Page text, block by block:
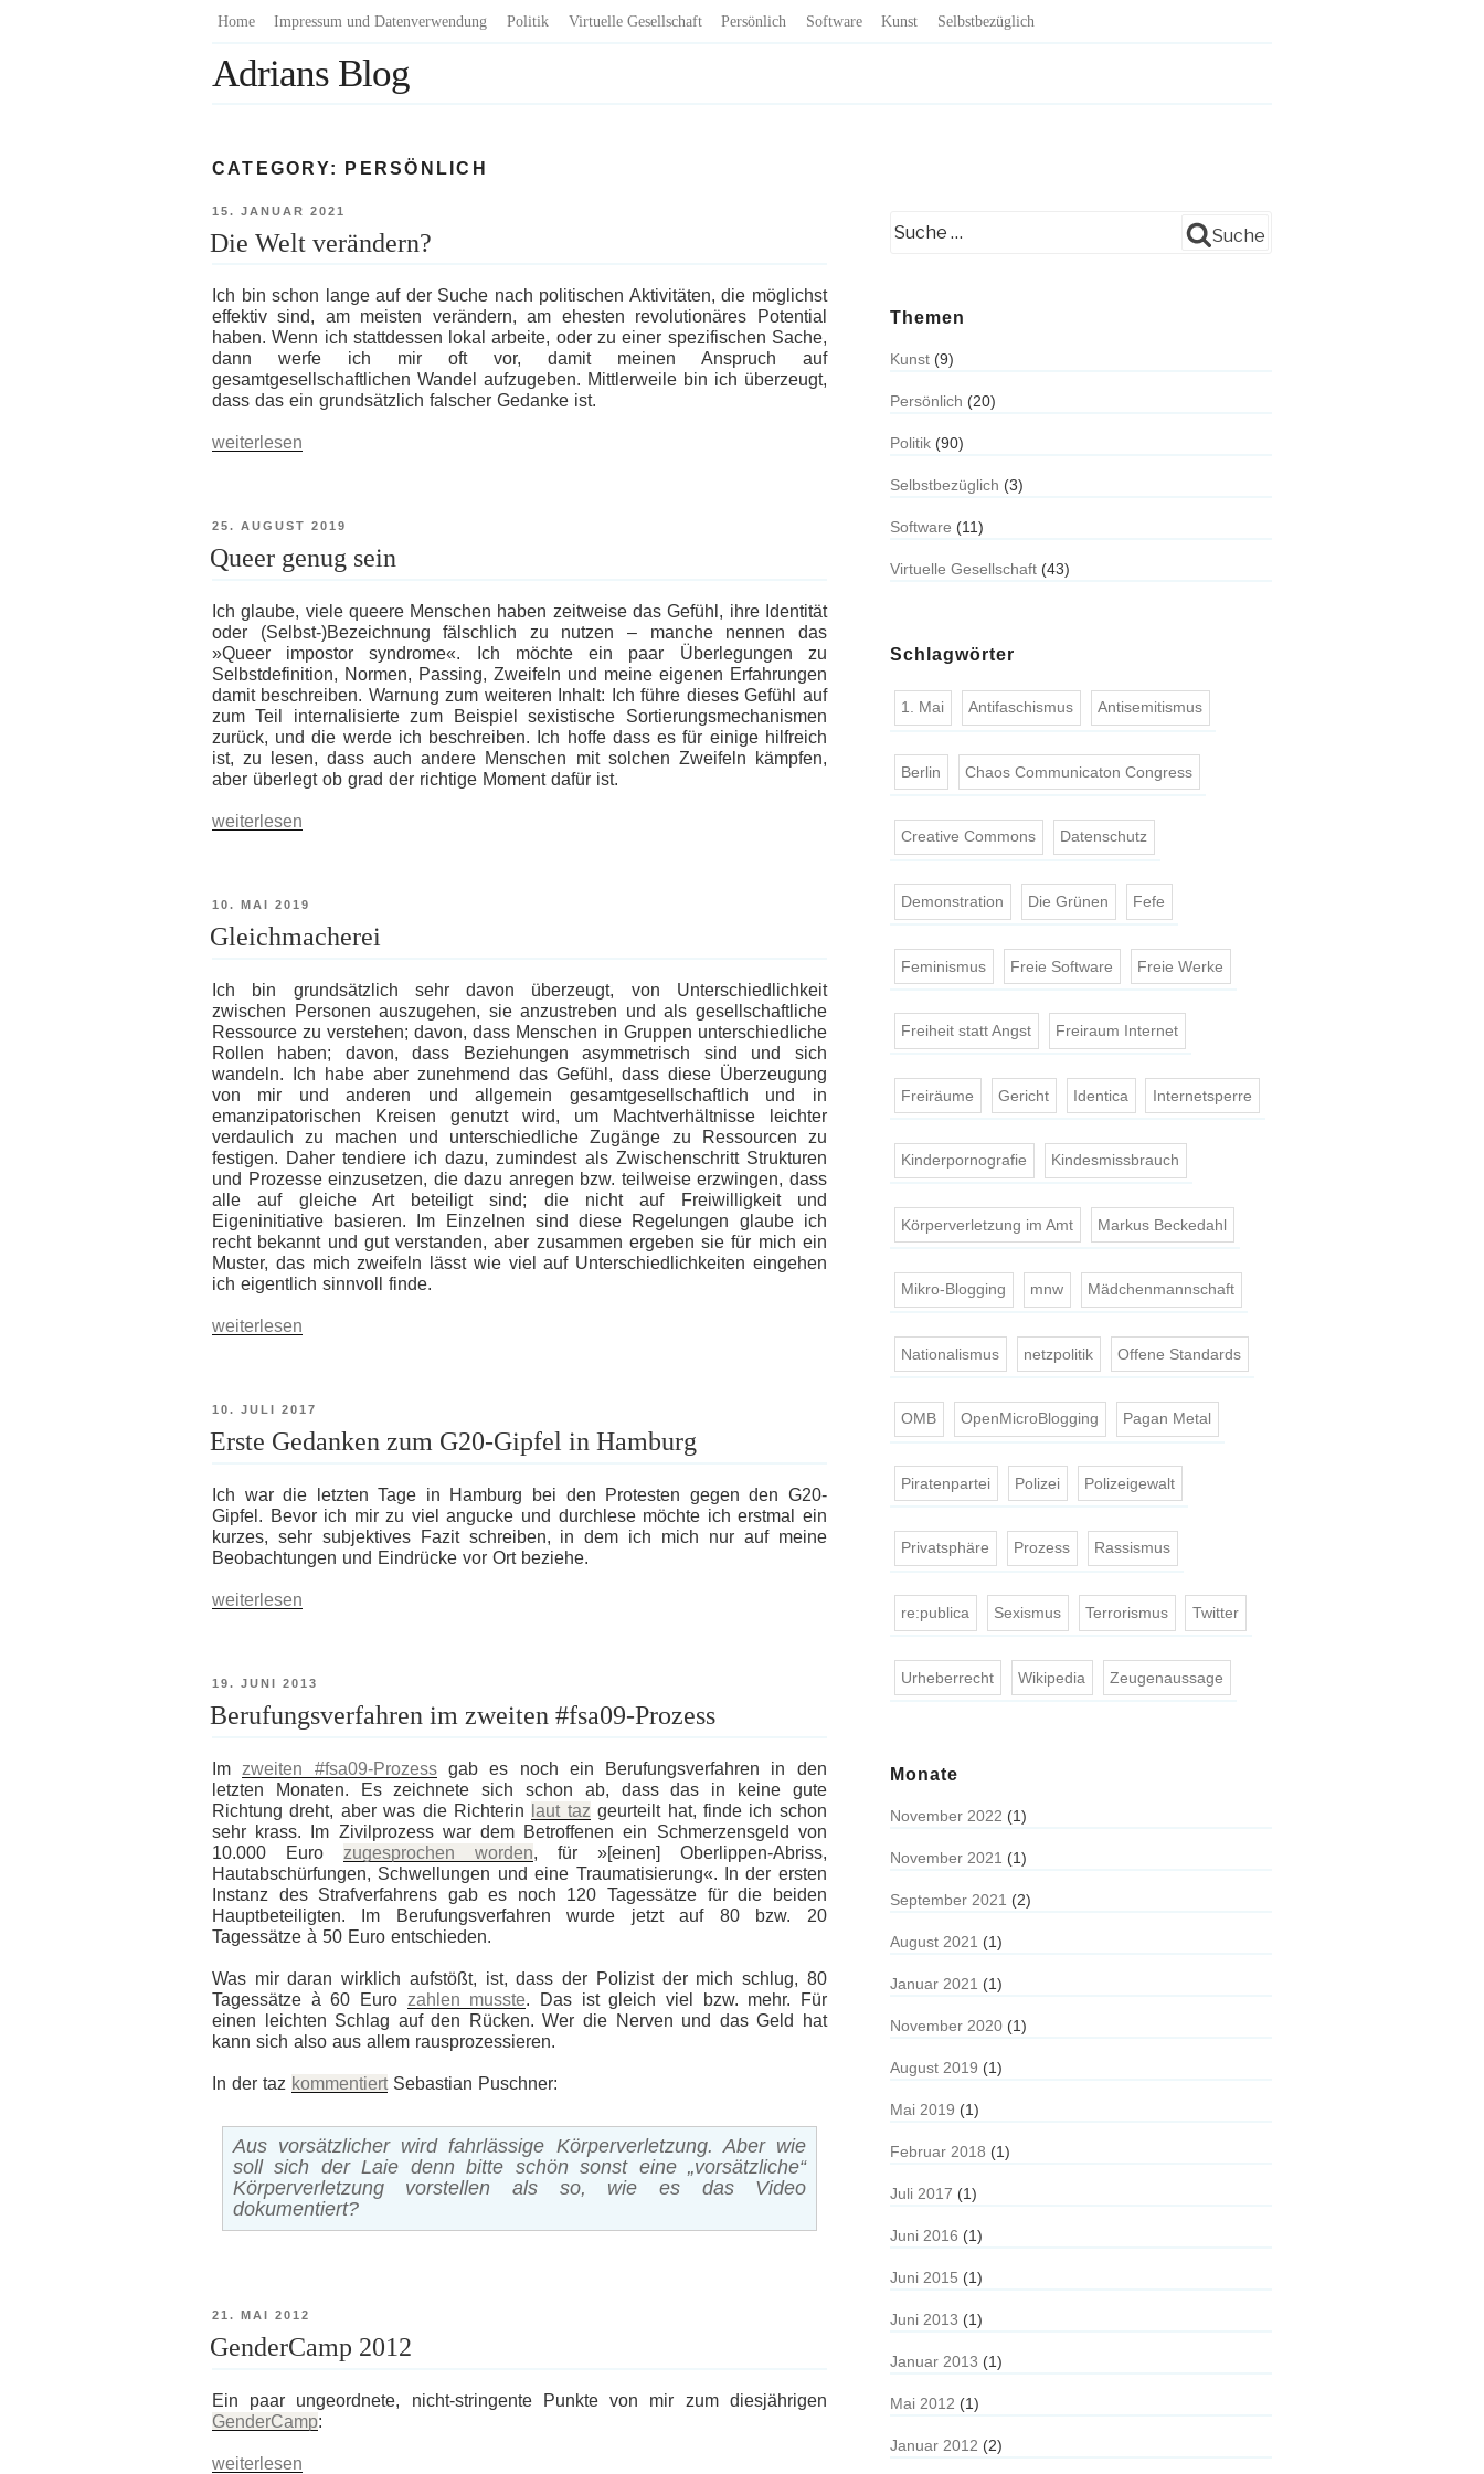
Home Impressum und Datenverwendung Politik Virtuelle Gesellschaft Persönlich Software Kunst Selbstbezüglich
Adrians Blog
CATEGORY: PERSÖNLICH
VERÖFFENTLICHT
AM
15. JANUAR 2021
Die Welt verändern?
Ich bin schon lange auf der Suche nach politischen Aktivitäten, die möglichst
effektiv sind, am meisten verändern, am ehesten revolutionäres Potential
haben. Wenn ich stattdessen lokal arbeite, oder zu einer spezifischen Sache,
dann werfe ich mir oft vor, damit meinen Anspruch auf
gesamtgesellschaftlichen Wandel aufzugeben. Mittlerweile bin ich überzeugt,
dass das ein grundsätzlich falscher Gedanke ist.
„Die
weiterlesen
VERÖFFENTLICHT
AM
25. AUGUST 2019
Queer genug sein
Ich glaube, viele queere Menschen haben zeitweise das Gefühl, ihre Identität
oder (Selbst-)Bezeichnung fälschlich zu nutzen – manche nennen das
»Queer impostor syndrome«. Ich möchte ein paar Überlegungen zu
Selbstdefinition, Normen, Passing, Zweifeln und meine eigenen Erfahrungen
damit beschreiben. Warnung zum weiteren Inhalt: Ich führe dieses Gefühl auf
zum Teil internalisierte zum Beispiel sexistische Sortierungsmechanismen
zurück, und die werde ich beschreiben. Ich hoffe dass es für einige hilfreich
ist, zu lesen, dass auch andere Menschen mit solchen Zweifeln kämpfen,
aber überlegt ob grad der richtige Moment dafür ist.
„Queer
weiterlesen
VERÖFFENTLICHT
AM
10. MAI 2019
Gleichmacherei
Ich bin grundsätzlich sehr davon überzeugt, von Unterschiedlichkeit
zwischen Personen auszugehen, sie anzustreben und als gesellschaftliche
Ressource zu verstehen; davon, dass Menschen in Gruppen unterschiedliche
Rollen haben; davon, dass Beziehungen asymmetrisch sind und sich
wandeln. Ich habe aber zunehmend das Gefühl, dass diese Überzeugung
von mir und anderen und allgemein gesamtgesellschaftlich und in
emanzipatorischen Kreisen genutzt wird, um Machtverhältnisse leichter
verdaulich zu machen und unterschiedliche Zugänge zu Ressourcen zu
festigen. Daher tendiere ich dazu, zumindest als Zwischenschritt Strukturen
und Prozesse einzusetzen, die dazu anregen bzw. teilweise erzwingen, dass
alle auf gleiche Art beteiligt sind; die nicht auf Freiwilligkeit und
Eigeninitiative basieren. Im Einzelnen sind diese Regelungen glaube ich
recht bekannt und gut verstanden, aber zusammen ergeben sie für mich ein
Muster, das mich zweifeln lässt wie viel auf Unterschiedlichkeiten eingehen
ich eigentlich sinnvoll finde.
„Gleichmacherei“
weiterlesen
VERÖFFENTLICHT
AM
10. JULI 2017
Erste Gedanken zum G20-Gipfel in Hamburg
Ich war die letzten Tage in Hamburg bei den Protesten gegen den G20-
Gipfel. Bevor ich mir zu viel angucke und durchlese möchte ich erstmal ein
kurzes, sehr subjektives Fazit schreiben, in dem ich mich nur auf meine
Beobachtungen und Eindrücke vor Ort beziehe.
„Erste
Gipfel
in
Hamburg“
weiterlesen
VERÖFFENTLICHT
AM
19. JUNI 2013
Berufungsverfahren im zweiten #fsa09-Prozess
Im zweiten #fsa09-Prozessgab es noch ein Berufungsverfahren in den
letzten Monaten. Es zeichnete sich schon ab, dass das in keine gute
Richtung dreht, aber was die Richterin
laut taz geurteilt hat, finde ich schon
sehr krass. Im Zivilprozess war dem Betroffenen ein Schmerzensgeld von
10.000 Euro zugesprochen worden, für »[einen] Oberlippen-Abriss,
Hautabschürfungen, Schwellungen und eine Traumatisierung«. In der ersten
Instanz des Strafverfahrens gab es noch 120 Tagessätze für die beiden
Hauptbeteiligten. Im Berufungsverfahren wurde jetzt auf 80 bzw. 20
Tagessätze à 50 Euro entschieden.
Was mir daran wirklich aufstößt, ist, dass der Polizist der mich schlug, 80
Tagessätze à 60 Euro zahlen musste. Das ist gleich viel bzw. mehr. Für
einen leichten Schlag auf den Rücken. Wer die Nerven und das Geld hat
kann sich also aus allem rausprozessieren.
In der taz kommentiertSebastian Puschner:
Aus vorsätzlicher wird fahrlässige Körperverletzung. Aber wie
soll sich der Laie denn bitte schön sonst eine „vorsätzliche“
Körperverletzung vorstellen als so, wie es das Video
dokumentiert?
VERÖFFENTLICHT
AM
21. MAI 2012
GenderCamp 2012
Ein paar ungeordnete, nicht-stringente Punkte von mir zum diesjährigen
GenderCamp:
„GenderCamp
weiterlesen
Suche
Themen
Kunst (9)
Persönlich (20)
Politik (90)
Selbstbezüglich (3)
Software (11)
Virtuelle Gesellschaft (43)
Schlagwörter
1. Mai Antifaschismus Antisemitismus
Berlin Chaos Communicaton Congress
Creative Commons Datenschutz
Demonstration Die Grünen Fefe
Feminismus Freie Software Freie Werke
Freiheit statt Angst Freiraum Internet
Freiräume Gericht Identica Internetsperre
Kinderpornografie Kindesmissbrauch
Körperverletzung im Amt Markus Beckedahl
Mikro-Blogging mnw Mädchenmannschaft
Nationalismus netzpolitik Offene Standards
OMB OpenMicroBlogging Pagan Metal
Piratenpartei Polizei Polizeigewalt
Privatsphäre Prozess Rassismus
re:publica Sexismus Terrorismus Twitter
Urheberrecht Wikipedia Zeugenaussage
Monate
November 2022 (1)
November 2021 (1)
September 2021 (2)
August 2021 (1)
Januar 2021 (1)
November 2020 (1)
August 2019 (1)
Mai 2019 (1)
Februar 2018 (1)
Juli 2017 (1)
Juni 2016 (1)
Juni 2015 (1)
Juni 2013 (1)
Januar 2013 (1)
Mai 2012 (1)
Januar 2012 (2)